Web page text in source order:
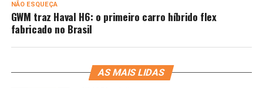
NÃO ESQUEÇA
GWM traz Haval H6: o primeiro carro híbrido flex
fabricado no Brasil
AS MAIS LIDAS